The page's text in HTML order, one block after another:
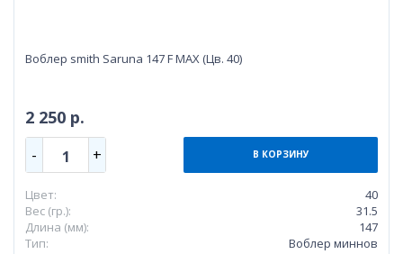
Воблер smith Saruna 147 F MAX (Цв. 40)
2 250 р.
- 1 + В КОРЗИНУ
Цвет:
40
Вес (гр.):
31.5
Длина (мм):
147
Тип:
Воблер миннов